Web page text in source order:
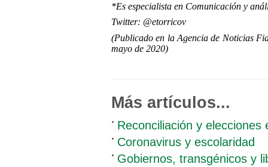
*Es especialista en Comunicación y
Twitter: @etorricov
(Publicado en la Agencia de Noticias
mayo de 2020)
Más artículos...
Reconciliación y
Coronavirus y escolaridad
Gobiernos, transgénicos y